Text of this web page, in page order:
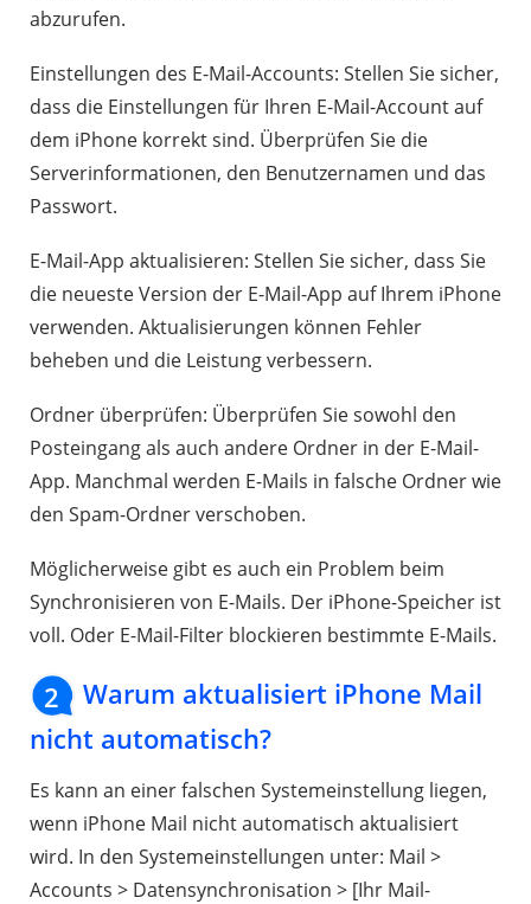
abzurufen.
Einstellungen des E-Mail-Accounts: Stellen Sie sicher,
dass die Einstellungen für Ihren E-Mail-Account auf
dem iPhone korrekt sind. Überprüfen Sie die
Serverinformationen, den Benutzernamen und das
Passwort.
E-Mail-App aktualisieren: Stellen Sie sicher, dass Sie
die neueste Version der E-Mail-App auf Ihrem iPhone
verwenden. Aktualisierungen können Fehler
beheben und die Leistung verbessern.
Ordner überprüfen: Überprüfen Sie sowohl den
Posteingang als auch andere Ordner in der E-Mail-
App. Manchmal werden E-Mails in falsche Ordner wie
den Spam-Ordner verschoben.
Möglicherweise gibt es auch ein Problem beim
Synchronisieren von E-Mails. Der iPhone-Speicher ist
voll. Oder E-Mail-Filter blockieren bestimmte E-Mails.
2
Warum aktualisiert iPhone Mail
nicht automatisch?
Es kann an einer falschen Systemeinstellung liegen,
wenn iPhone Mail nicht automatisch aktualisiert
wird. In den Systemeinstellungen unter: Mail >
Accounts > Datensynchronisation > [Ihr Mail-